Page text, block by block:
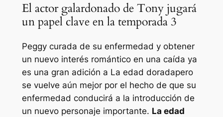
El actor galardonado de Tony jugará
un papel clave en la temporada 3
Peggy curada de su enfermedad y obtener
un nuevo interés romántico en una caída ya
es una gran adición a La edad doradapero
se vuelve aún mejor por el hecho de que su
enfermedad conducirá a la introducción de
un nuevo personaje importante. La edad